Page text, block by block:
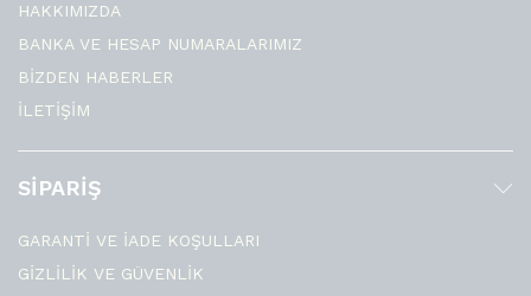
HAKKIMIZDA
BANKA VE HESAP NUMARALARIMIZ
BİZDEN HABERLER
İLETİŞİM
SİPARİŞ
GARANTİ VE İADE KOŞULLARI
GİZLİLİK VE GÜVENLİK